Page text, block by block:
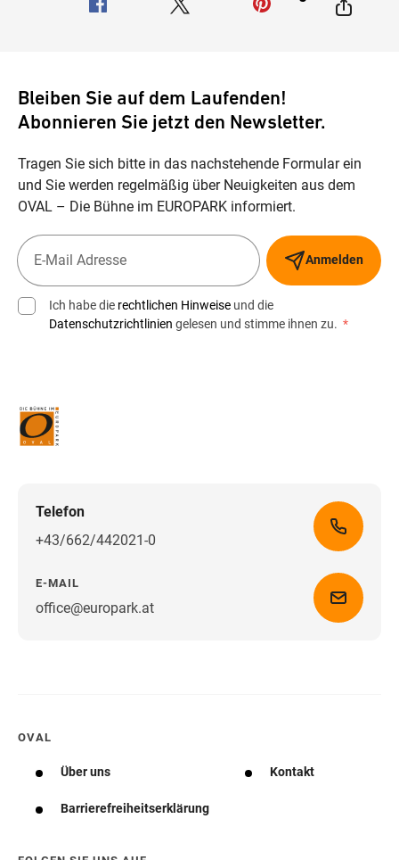
Bleiben Sie auf dem Laufenden!
Abonnieren Sie jetzt den Newsletter.
Tragen Sie sich bitte in das nachstehende Formular ein
und Sie werden regelmäßig über Neuigkeiten aus dem
OVAL – Die Bühne im EUROPARK informiert.
Anmelden
Ich habe die rechtlichen Hinweise und die
Datenschutzrichtlinien gelesen und stimme ihnen zu. *
Telefon
+43/662/442021-0
E-MAIL
office@europark.atWegbeschreibung erhalten
OVAL
Über uns Kontakt
Barrierefreiheitserklärung